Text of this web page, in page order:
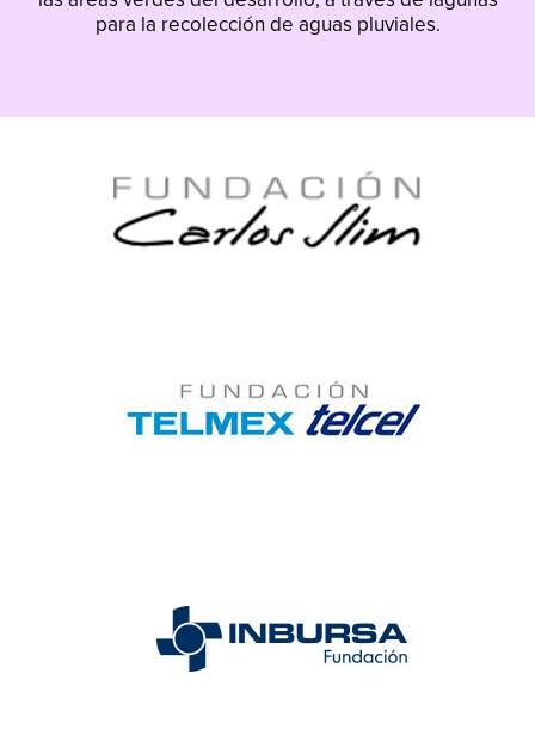
para la recolección de aguas pluviales.